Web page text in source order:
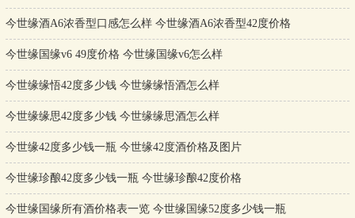
今世缘酒A6浓香型口感怎么样 今世缘酒A6浓香型42度价格
今世缘国缘v6 49度价格 今世缘国缘v6怎么样
今世缘缘悟42度多少钱 今世缘缘悟酒怎么样
今世缘缘思42度多少钱 今世缘缘思酒怎么样
今世缘42度多少钱一瓶 今世缘42度酒价格及图片
今世缘珍酿42度多少钱一瓶 今世缘珍酿42度价格
今世缘国缘所有酒价格表一览 今世缘国缘52度多少钱一瓶